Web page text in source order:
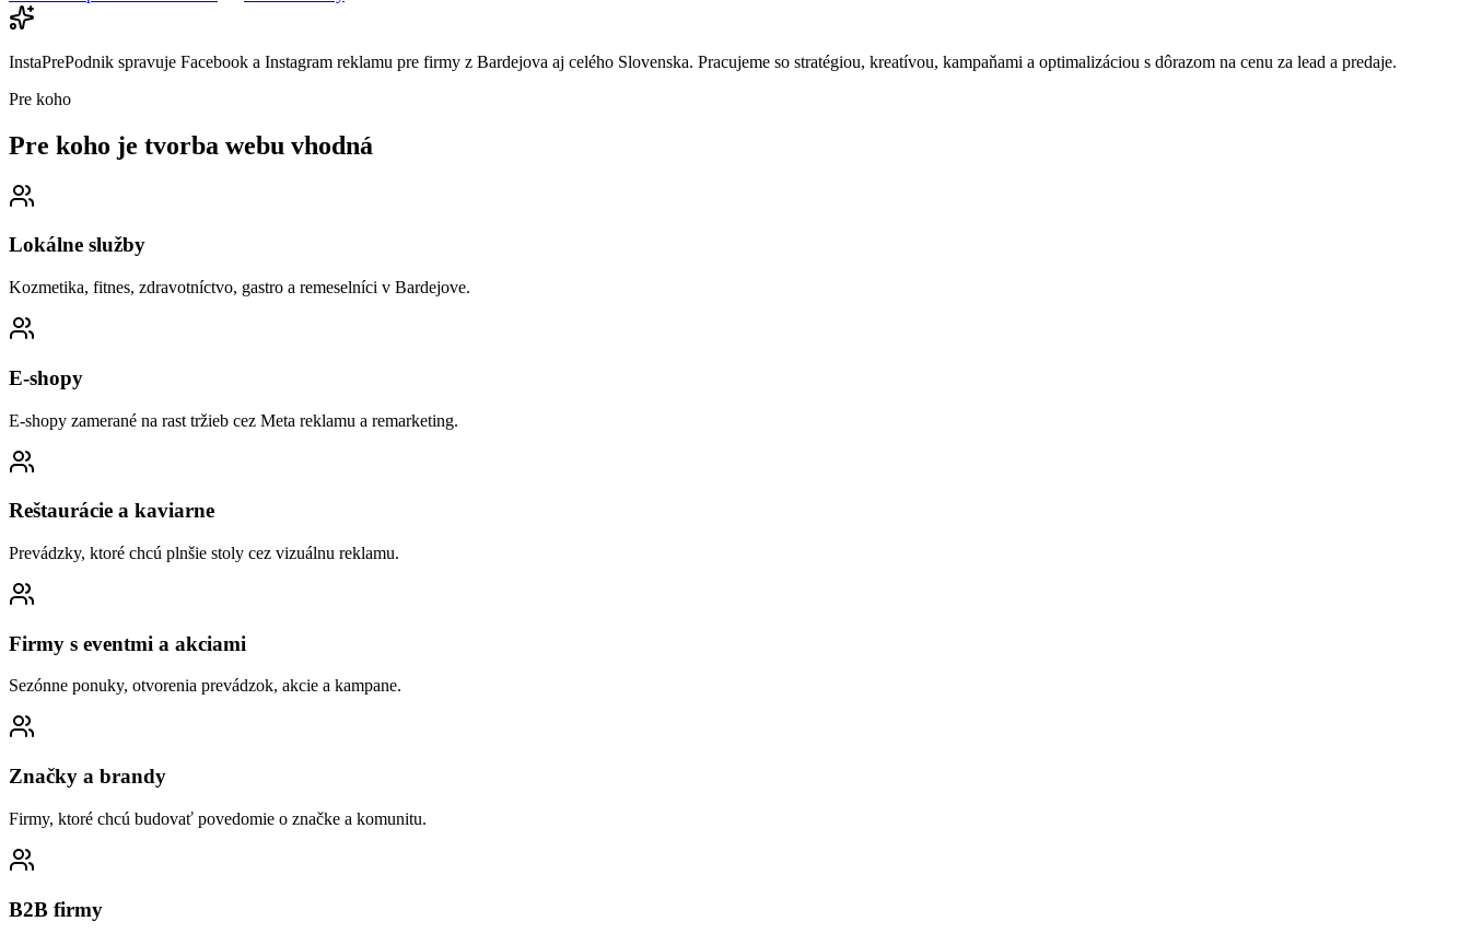
InstaPrePodnik spravuje Facebook a Instagram reklamu pre firmy z Bardejova aj celého Slovenska. Pracujeme so stratégiou, kreatívou, kampaňami a optimalizáciou s dôrazom na cenu za lead a predaje.
Pre koho
Pre koho je tvorba webu vhodná
Lokálne služby
Kozmetika, fitnes, zdravotníctvo, gastro a remeselníci v Bardejove.
E-shopy
E-shopy zamerané na rast tržieb cez Meta reklamu a remarketing.
Reštaurácie a kaviarne
Prevádzky, ktoré chcú plnšie stoly cez vizuálnu reklamu.
Firmy s eventmi a akciami
Sezónne ponuky, otvorenia prevádzok, akcie a kampane.
Značky a brandy
Firmy, ktoré chcú budovať povedomie o značke a komunitu.
B2B firmy